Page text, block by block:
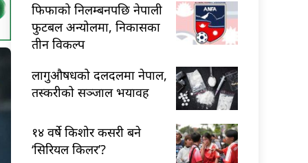
फिफाको निलम्बनपछि नेपाली
फुटबल अन्योलमा, निकासका
तीन विकल्प
लागुऔषधको दलदलमा नेपाल,
तस्करीको सञ्जाल भयावह
१४ वर्षे किशोर कसरी बने
‘सिरियल किलर’?